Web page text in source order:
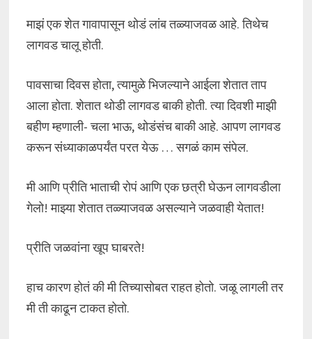
माझं एक शेत गावापासून थोडं लांब तळ्याजवळ आहे. तिथेच
लागवड चालू होती.
पावसाचा दिवस होता, त्यामुळे भिजल्याने आईला शेतात ताप
आला होता. शेतात थोडी लागवड बाकी होती. त्या दिवशी माझी
बहीण म्हणाली- चला भाऊ, थोडंसंच बाकी आहे. आपण लागवड
करून संध्याकाळपर्यंत परत येऊ … सगळं काम संपेल.
मी आणि प्रीति भाताची रोपं आणि एक छत्री घेऊन लागवडीला
गेलो! माझ्या शेतात तळ्याजवळ असल्याने जळवाही येतात!
प्रीति जळवांना खूप घाबरते!
हाच कारण होतं की मी तिच्यासोबत राहत होतो. जळू लागली तर
मी ती काढून टाकत होतो.